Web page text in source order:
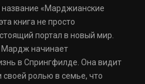
«Марджианские
книга не просто
портал в новый мир.
начинает
в Спрингфилде. Она видит
ролью в семье, что